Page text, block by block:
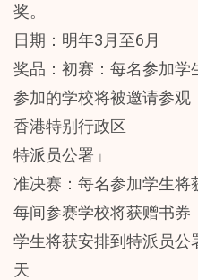
奖。
日期：明年3月至6月
奖品：初赛：每名参加学
参加的学校将被邀请参观
香港特别行政区
特派员公署」
准决赛：每名参加学生将
每间参赛学校将获赠书券
学生将获安排到特派员公
天